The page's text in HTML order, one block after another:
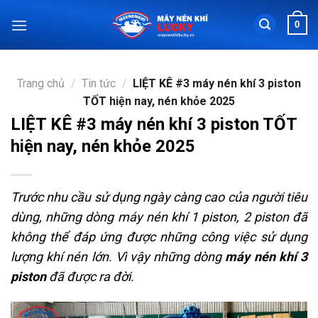
đến
0
Trang chủ / Tin tức / LIỆT KÊ #3 máy nén khí 3 piston
TỐT hiện nay, nén khỏe 2025
LIỆT KÊ #3 máy nén khí 3 piston TỐT
hiện nay, nén khỏe 2025
Trước nhu cầu sử dụng ngày càng cao của người tiêu
dùng, những dòng máy nén khí 1 piston, 2 piston đã
không thể đáp ứng được những công việc sử dụng
lượng khí nén lớn. Vì vậy những dòngmáy nén khí 3
pistonđã được ra đời.